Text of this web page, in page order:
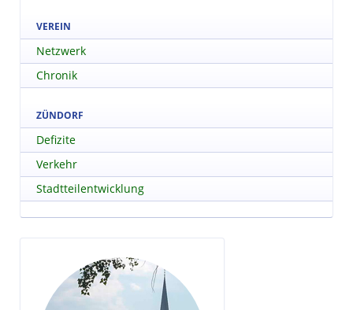
VEREIN
Netzwerk
Chronik
ZÜNDORF
Defizite
Verkehr
Stadtteilentwicklung